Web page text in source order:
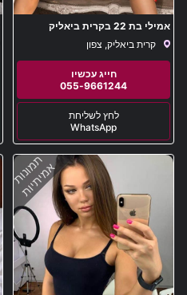
אמילי בת 22 בקרית ביאליק
קרית ביאליק, צפון
055-9661244
WhatsApp
תמונות
אמיתיות